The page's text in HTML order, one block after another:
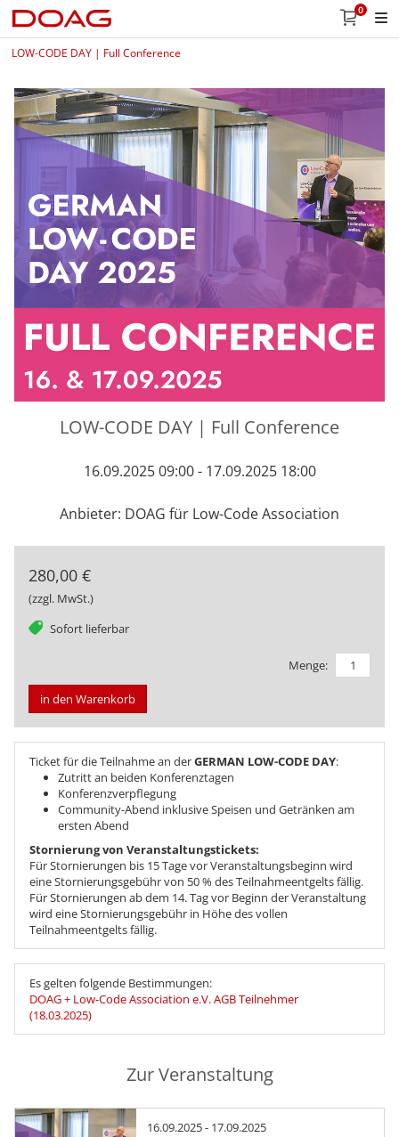
0
LOW-CODE DAY | Full Conference
LOW-CODE DAY | Full Conference
16.09.2025 09:00 - 17.09.2025 18:00
Anbieter: DOAG für Low-Code Association
280,00 €
(zzgl. MwSt.)
Sofort lieferbar
tag
Menge:
in den Warenkorb
Ticket für die Teilnahme an derGERMAN LOW-CODE DAY:
Zutritt an beiden Konferenztagen
Konferenzverpflegung
Community-Abend inklusive Speisen und Getränken am
ersten Abend
Stornierung von Veranstaltungstickets:
Für Stornierungen bis 15 Tage vor Veranstaltungsbeginn wird
eine Stornierungsgebühr von 50 % des Teilnahmeentgelts fällig.
Für Stornierungen ab dem 14. Tag vor Beginn der Veranstaltung
wird eine Stornierungsgebühr in Höhe des vollen
Teilnahmeentgelts fällig.
Es gelten folgende Bestimmungen:
DOAG + Low-Code Association e.V. AGB Teilnehmer
(18.03.2025)
Zur Veranstaltung
16.09.2025 - 17.09.2025